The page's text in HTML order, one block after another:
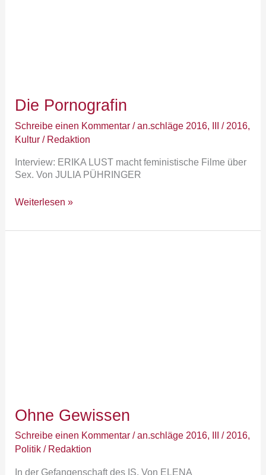
Die Pornografin
Schreibe einen Kommentar /an.schläge 2016, III / 2016,
Kultur / Redaktion
Interview: ERIKA LUST macht feministische Filme über
Sex. Von JULIA PÜHRINGER
Weiterlesen »
Ohne Gewissen
Schreibe einen Kommentar /an.schläge 2016, III / 2016,
Politik / Redaktion
In der Gefangenschaft des IS. Von ELENA